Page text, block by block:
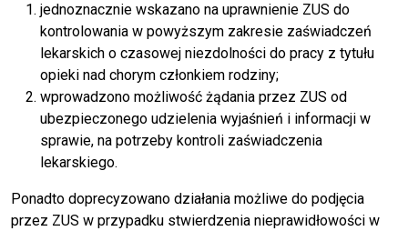
jednoznacznie wskazano na uprawnienie ZUS do
kontrolowania w powyższym zakresie zaświadczeń
lekarskich o czasowej niezdolności do pracy z tytułu
opieki nad chorym członkiem rodziny;
wprowadzono możliwość żądania przez ZUS od
ubezpieczonego udzielenia wyjaśnień i informacji w
sprawie, na potrzeby kontroli zaświadczenia
lekarskiego.
Ponadto doprecyzowano działania możliwe do podjęcia
przez ZUS w przypadku stwierdzenia nieprawidłowości w